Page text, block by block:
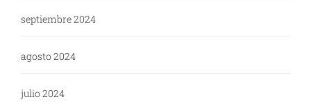
septiembre 2024
agosto 2024
julio 2024